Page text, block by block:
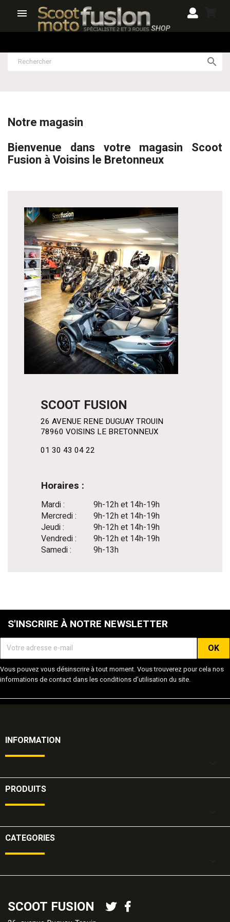


Notre magasin
Bienvenue dans votre magasin Scoot
Fusion à Voisins le Bretonneux
SCOOT FUSION
26 AVENUE RENE DUGUAY TROUIN
78960 VOISINS LE BRETONNEUX
01 30 43 04 22
Horaires :
Mardi :
9h-12h et 14h-19h
Mercredi :
9h-12h et 14h-19h
Jeudi :
9h-12h et 14h-19h
Vendredi :
9h-12h et 14h-19h
Samedi :
9h-13h
S'INSCRIRE À NOTRE NEWSLETTER
Vous pouvez vous désinscrire à tout moment. Vous trouverez pour cela nos
informations de contact dans les conditions d'utilisation du site.
INFORMATION
PRODUITS
CATEGORIES
SCOOT FUSION